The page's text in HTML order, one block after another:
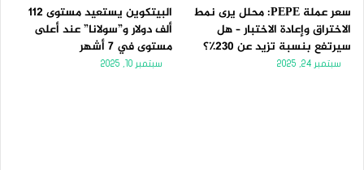
سعر عملة PEPE: محلل يرى نمط
الاختراق وإعادة الاختبار – هل
سيرتفع بنسبة تزيد عن 230٪؟
سبتمبر 24, 2025
البيتكوين يستعيد مستوى 112
ألف دولار و”سولانا” عند أعلى
مستوى في 7 أشهر
سبتمبر 10, 2025